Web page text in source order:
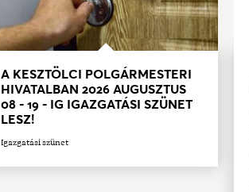
A KESZTÖLCI POLGÁRMESTERI
HIVATALBAN 2026 AUGUSZTUS
08 - 19 - IG IGAZGATÁSI SZÜNET
LESZ!
Igazgatási szünet